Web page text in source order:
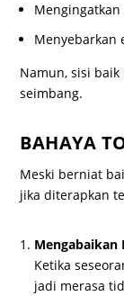
Menyebarkan
Namun, sisi
seimbang.
BAHAYA
Meski berniat
jika diterapkan
Mengabaikan
Ketika
jadi merasa